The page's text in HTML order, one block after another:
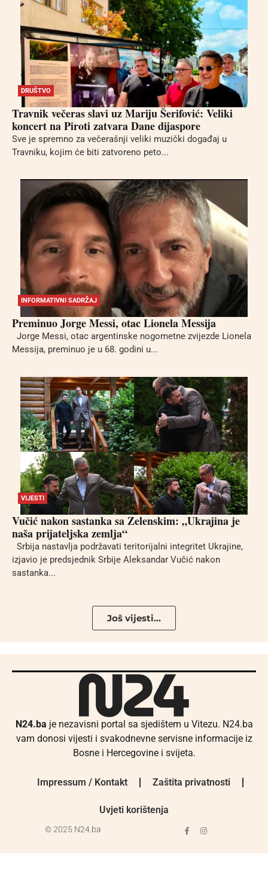
DRUŠTVO
Travnik večeras slavi uz Mariju Šerifović: Veliki
koncert na Piroti zatvara Dane dijaspore
Sve je spremno za večerašnji veliki muzički događaj u
Travniku, kojim će biti zatvoreno peto...
INFORMATIVNI SADRŽAJ
Preminuo Jorge Messi, otac Lionela Messija
Jorge Messi, otac argentinske nogometne zvijezde Lionela
Messija, preminuo je u 68. godini u...
VIJESTI
Vučić nakon sastanka sa Zelenskim: „Ukrajina je
naša prijateljska zemlja“
Srbija nastavlja podržavati teritorijalni integritet Ukrajine,
izjavio je predsjednik Srbije Aleksandar Vučić nakon
sastanka...
Još vijesti...
N24.ba je nezavisni portal sa sjedištem u Vitezu. N24.ba
vam donosi vijesti i svakodnevne servisne informacije iz
Bosne i Hercegovine i svijeta.
Impressum / Kontakt Zaštita privatnosti
Uvjeti korištenja
© 2025 N24.ba